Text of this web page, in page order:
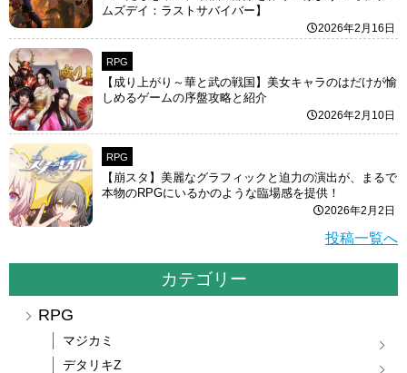
ムズデイ：ラストサバイバー】
2026年2月16日
RPG
【成り上がり～華と武の戦国】美女キャラのはだけが愉
しめるゲームの序盤攻略と紹介
2026年2月10日
RPG
【崩スタ】美麗なグラフィックと迫力の演出が、まるで
本物のRPGにいるかのような臨場感を提供！
2026年2月2日
投稿一覧へ
カテゴリー
RPG
マジカミ
デタリキZ